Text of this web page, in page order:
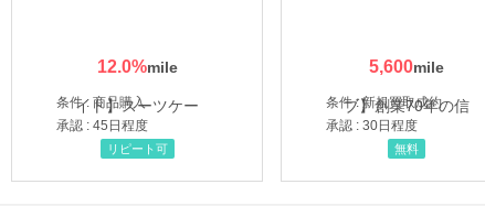
12.0%
条件 : 商品購入
承認 : 45日程度
リピート可
5,600
条件 : 新規買取成約
承認 : 30日程度
無料